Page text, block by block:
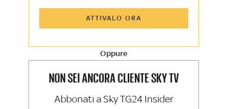
Sky Sport Insider
La newsletter esclusiva di Sky TG24
ATTIVALO ORA
Oppure
NON SEI ANCORA CLIENTE SKY TV
Abbonati a Sky TG24 Insider